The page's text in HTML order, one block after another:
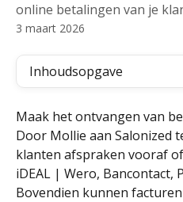
online betalingen van je
3 maart 2026
Inhoudsopgave
Maak het ontvangen van
Door Mollie aan Salonized
klanten afspraken vooraf
iDEAL | Wero, Bancontact,
Bovendien kunnen